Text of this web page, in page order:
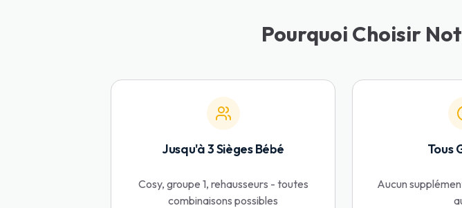
Pourquoi Choisir
Jusqu'à 3 Sièges Bébé
Cosy, groupe 1, rehausseurs - toutes
combinaisons possibles
Tous
Aucun